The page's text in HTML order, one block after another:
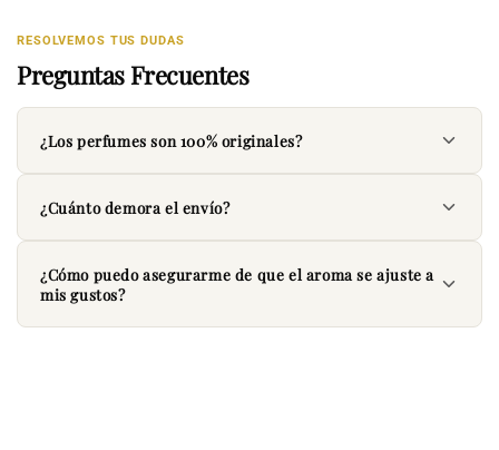
RESOLVEMOS TUS DUDAS
Preguntas Frecuentes
¿Los perfumes son 100% originales?
¿Cuánto demora el envío?
¿Cómo puedo asegurarme de que el aroma se ajuste a
mis gustos?